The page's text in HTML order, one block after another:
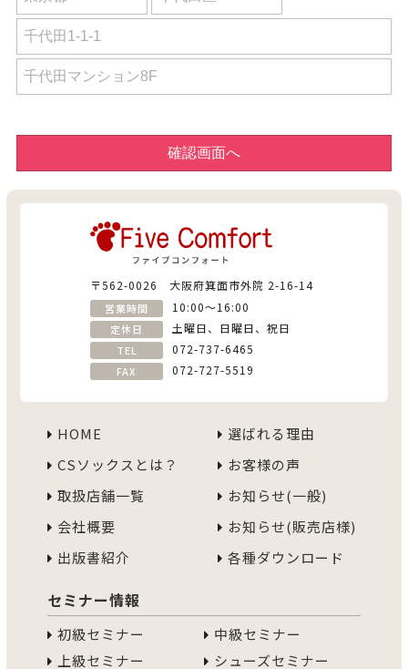
確認画面へ
〒562-0026 大阪府箕面市外院 2-16-14
営業時間 10:00〜16:00
定休日 土曜日、日曜日、祝日
TEL 072-737-6465
FAX 072-727-5519
HOME
選ばれる理由
CSソックスとは？
お客様の声
取扱店舗一覧
お知らせ(一般)
会社概要
お知らせ(販売店様)
出版書紹介
各種ダウンロード
セミナー情報
初級セミナー
中級セミナー
上級セミナー
シューズセミナー